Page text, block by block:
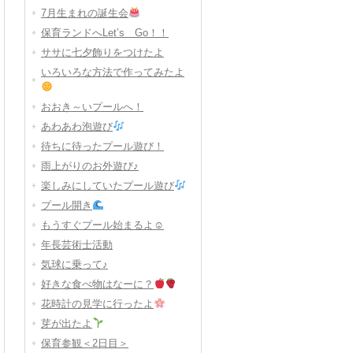
7月生まれの誕生会
保育ランドへLet’s Go！！
ササに七夕飾りをつけたよ
いろいろな方法で作ってみたよ
おおき～いプールへ！
あわあわ泡遊び
待ちに待ったプール遊び！
雨上がりのお外遊び♪
楽しみにしていたプール遊び
プール開き
もうすぐプール始まるよ☺
年長芸術士活動
気球に乗って♪
好きな食べ物はなーに？
花時計の見学に行ったよ
芽が出たよ
保育参観＜2日目＞